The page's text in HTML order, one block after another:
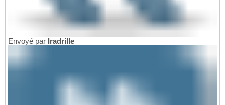
Envoyé par Iradrille